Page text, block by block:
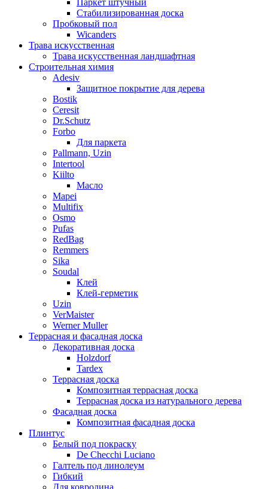
Стабилизированная доска
Пробковый пол
Wicanders
Трава искусственная
Трава искусственная ландшафтная
Строительная химия
Adesiv
Защитное покрытие для дерева
Bostik
Ceresit
Dr.Schutz
Forbo
Для паркета
Pallmann, Uzin
Intertool
Kiilto
Масло
Mapei
Multifix
Osmo
Pufas
RedBag
Remmers
Sika
Soudal
Клей
Клей-герметик
Uzin
VerMaister
Werner Muller
Террасная и фасадная доска
Декоративная доска
Holzdorf
Tardex
Террасная доска
Композитная террасная доска
Террасная доска из натурального дерева
Фасадная доска
Композитная фасадная доска
Плинтус
Белый под покраску
De Checchi Luciano
Галтель под линолеум
Гибкий
Для ковролина